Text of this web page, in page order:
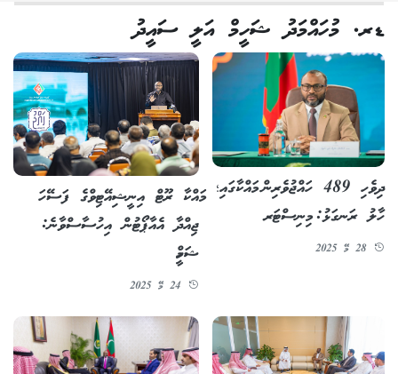
ޑރ. މުހައްމަދު ޝަހީމް އަލީ ސައީދު
ދިވެހި 489 ހައްޖުވެރިން މައްކާގައި؛
ހާލު ރަނގަޅު: މިނިސްޓަރ
28 މޭ 2025
މައްކާ ރޫޓް އިނީޝިއޭޓިވްގެ ފަސޭހަ
ޖިއްދާ އެއާޕޯޓުން އިހުސާސްވާނެ:
ޝަހީމް
24 މޭ 2025